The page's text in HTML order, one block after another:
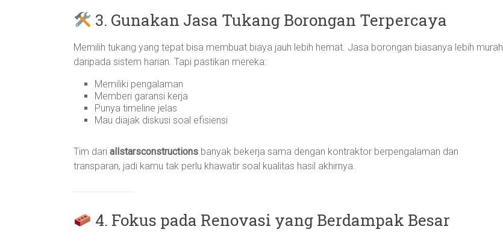
3. Gunakan Jasa Tukang Borongan Terpercaya
Memilih tukang yang tepat bisa membuat biaya jauh lebih hemat. Jasa borongan biasanya lebih murah
daripada sistem harian. Tapi pastikan mereka:
Memiliki pengalaman
Memberi garansi kerja
Punya timeline jelas
Mau diajak diskusi soal efisiensi
Tim dari allstarsconstructions banyak bekerja sama dengan kontraktor berpengalaman dan
transparan, jadi kamu tak perlu khawatir soal kualitas hasil akhirnya.
4. Fokus pada Renovasi yang Berdampak Besar